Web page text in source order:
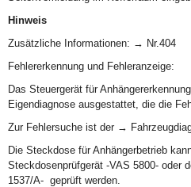
Hinweis
Zusätzliche Informationen: → Nr.404
Fehlererkennung und Fehleranzeige:
Das Steuergerät für
Eigendiagnose ausgestattet, die die
Zur Fehlersuche ist der →
Die Steckdose für Anhängerbetrieb
Steckdosenprüfgerät -VAS 5800- oder
1537/A- geprüft werden.